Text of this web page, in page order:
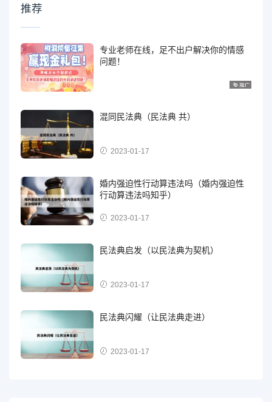
推荐
专业老师在线，足不出户解决你的情感
问题！
混同民法典（民法典 共）
2023-01-17
婚内强迫性行动算违法吗（婚内强迫性
行动算违法吗知乎）
2023-01-17
民法典启发（以民法典为契机）
2023-01-17
民法典闪耀（让民法典走进）
2023-01-17